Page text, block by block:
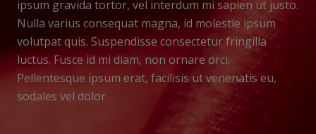
ipsum gravida tortor, vel interdum mi sapien ut justo.
Nulla varius consequat magna, id molestie ipsum
volutpat quis. Suspendisse consectetur fringilla
luctus. Fusce id mi diam, non ornare orci.
Pellentesque ipsum erat, facilisis ut venenatis eu,
sodales vel dolor.